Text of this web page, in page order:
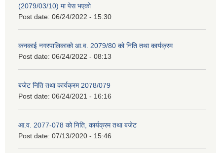
(2079/03/10) मा पेस भएको
Post date: 06/24/2022 - 15:30
कनकाई नगरपालिकाको आ.व. 2079/80 को निति तथा कार्यक्रम
Post date: 06/24/2022 - 08:13
बजेट निति तथा कार्यक्रम 2078/079
Post date: 06/24/2021 - 16:16
आ.व. 2077-078 को निति, कार्यक्रम तथा बजेट
Post date: 07/13/2020 - 15:46